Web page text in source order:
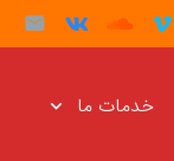
خدمات ما